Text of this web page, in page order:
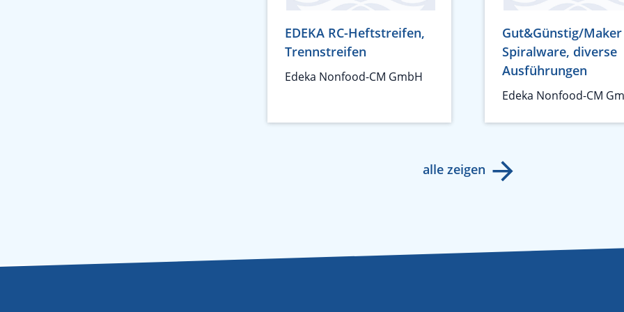
EDEKA RC-Heftstreifen,
Trennstreifen
Edeka Nonfood-CM GmbH
Gut&Günstig/Maker
Spiralware, diverse
Ausführungen
Edeka Nonfood-CM
alle zeigen